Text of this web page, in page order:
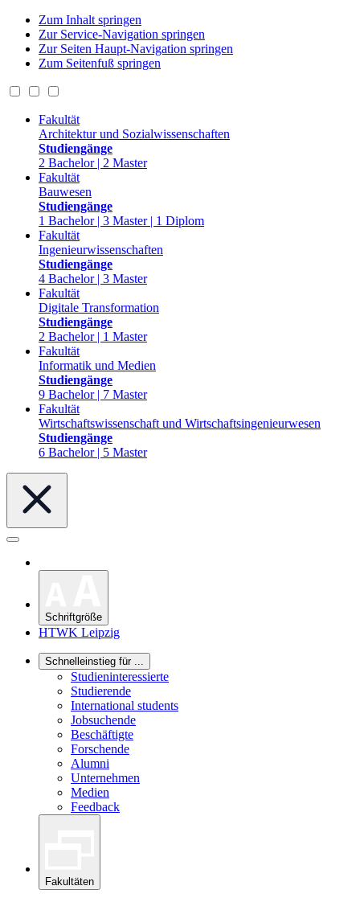
Zum Inhalt springen
Zur Service-Navigation springen
Zur Seiten Haupt-Navigation springen
Zum Seitenfuß springen
Fakultät
Architektur und Sozialwissenschaften
Studiengänge
2 Bachelor | 2 Master
Fakultät
Bauwesen
Studiengänge
1 Bachelor | 3 Master | 1 Diplom
Fakultät
Ingenieurwissenschaften
Studiengänge
4 Bachelor | 3 Master
Fakultät
Digitale Transformation
Studiengänge
2 Bachelor | 1 Master
Fakultät
Informatik und Medien
Studiengänge
9 Bachelor | 7 Master
Fakultät
Wirtschaftswissenschaft und Wirtschaftsingenieurwesen
Studiengänge
6 Bachelor | 5 Master
Schriftgröße
HTWK Leipzig
Schnelleinstieg für ...
Studieninteressierte
Studierende
International students
Jobsuchende
Beschäftigte
Forschende
Alumni
Unternehmen
Medien
Feedback
Fakultäten